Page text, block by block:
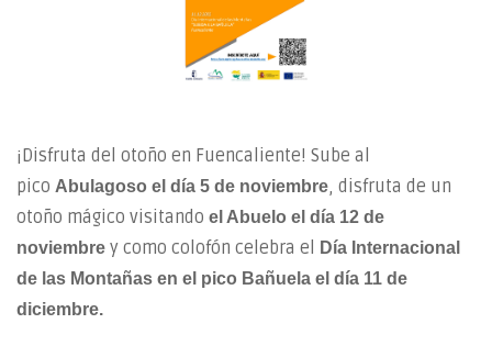
¡Disfruta del otoño en Fuencaliente! Sube al
pico Abulagoso el día 5 de noviembre, disfruta de un
otoño mágico visitando el Abuelo el día 12 de
noviembre y como colofón celebra el Día Internacional
de las Montañas en el pico Bañuela el día 11 de
diciembre.